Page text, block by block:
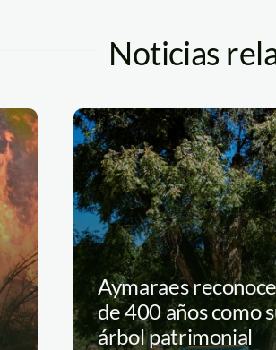
Noticias
Aymaraes
de 400 años como
árbol patrimonial